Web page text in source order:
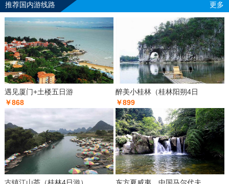
推荐国内游线路
更多
遇见厦门+土楼五日游
￥868
醉美小桂林（桂林阳朔4日
￥899